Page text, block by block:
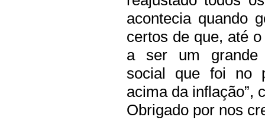
acontecia quando
certos de que, até
a ser um grande
social que foi no
acima da inflação”,
Obrigado por nos